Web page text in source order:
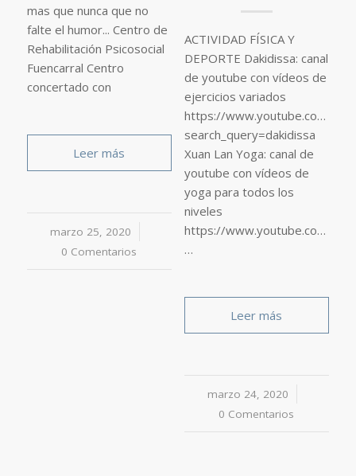
mas que nunca que no
falte el humor... Centro de
Rehabilitación Psicosocial
Fuencarral Centro
concertado con
Leer más
marzo 25, 2020
/
0 Comentarios
ACTIVIDAD FÍSICA Y
DEPORTE Dakidissa: canal
de youtube con vídeos de
ejercicios variados
https://www.youtube.com/
search_query=dakidissa
Xuan Lan Yoga: canal de
youtube con vídeos de
yoga para todos los
niveles
https://www.youtube.com/
…
Leer más
marzo 24, 2020
/
0 Comentarios